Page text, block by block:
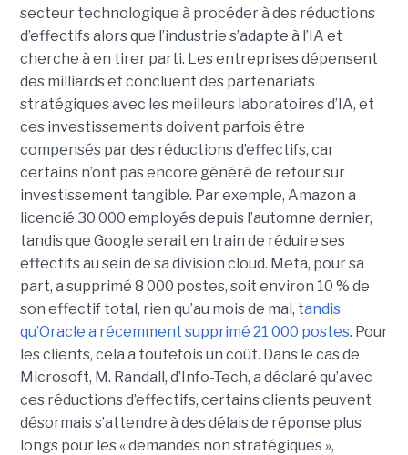
secteur technologique à procéder à des réductions
d’effectifs alors que l’industrie s’adapte à l’IA et
cherche à en tirer parti. Les entreprises dépensent
des milliards et concluent des partenariats
stratégiques avec les meilleurs laboratoires d’IA, et
ces investissements doivent parfois être
compensés par des réductions d’effectifs, car
certains n’ont pas encore généré de retour sur
investissement tangible. Par exemple, Amazon a
licencié 30 000 employésdepuis l’automne dernier,
tandis que Google serait en train de réduire ses
effectifsau sein de sa division cloud. Meta, pour sa
part, a supprimé 8 000 postes, soit environ 10 % de
son effectif total, rien qu’au mois de mai, tandis
qu’Oracle a récemment supprimé 21 000 postes. Pour
les clients, cela a toutefois un coût. Dans le cas de
Microsoft, M. Randall, d’Info-Tech, a déclaré qu’avec
ces réductions d’effectifs, certains clients peuvent
désormais s’attendre à des délais de réponse plus
longs pour les « demandes non stratégiques »,